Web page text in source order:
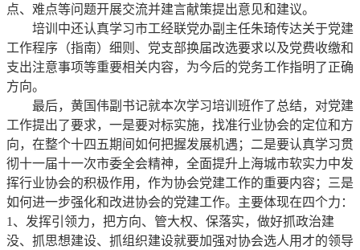
点、难点等问题开展交流并建言献策提出意见和建议。
培训中还认真学习市工经联党办副主任朱琦传达关于党建
工作程序（指南）细则、党支部换届改选要求以及党费收缴和
支出注意事项等重要相关内容，为今后的党务工作指明了正确
方向。
最后，黄国伟副书记就本次学习培训班作了总结，对党建
工作提出了要求，一是要对标实施，找准行业协会的定位和方
向，在整个十四五期间如何把握发展机遇；二是要认真学习贯
彻十一届十一次市委全会精神，全面提升上海城市软实力中发
挥行业协会的积极作用，作为协会党建工作的重要内容；三是
如何进一步强化和改进协会的党建工作。主要体现在四个力：
1、发挥引领力，把方向、管大权、保落实，做好抓政治建
没、抓思想建设、抓组织建设就要加强对协会选人用才的领导